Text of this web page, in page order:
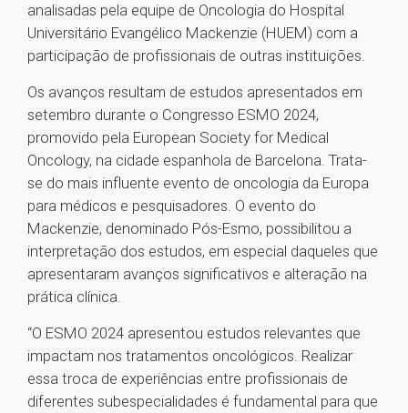
analisadas pela equipe de Oncologia do Hospital
Universitário Evangélico Mackenzie (HUEM) com a
participação de profissionais de outras instituições.
Os avanços resultam de estudos apresentados em
setembro durante o Congresso ESMO 2024,
promovido pela European Society for Medical
Oncology, na cidade espanhola de Barcelona. Trata-
se do mais influente evento de oncologia da Europa
para médicos e pesquisadores. O evento do
Mackenzie, denominado Pós-Esmo, possibilitou a
interpretação dos estudos, em especial daqueles que
apresentaram avanços significativos e alteração na
prática clínica.
“O ESMO 2024 apresentou estudos relevantes que
impactam nos tratamentos oncológicos. Realizar
essa troca de experiências entre profissionais de
diferentes subespecialidades é fundamental para que